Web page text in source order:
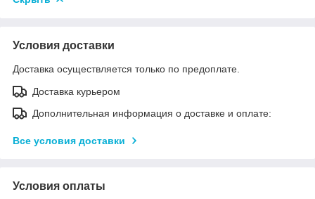
Условия доставки
Доставка осуществляется только по предоплате.
Доставка курьером
Дополнительная информация о доставке и оплате:
Все условия доставки
Условия оплаты